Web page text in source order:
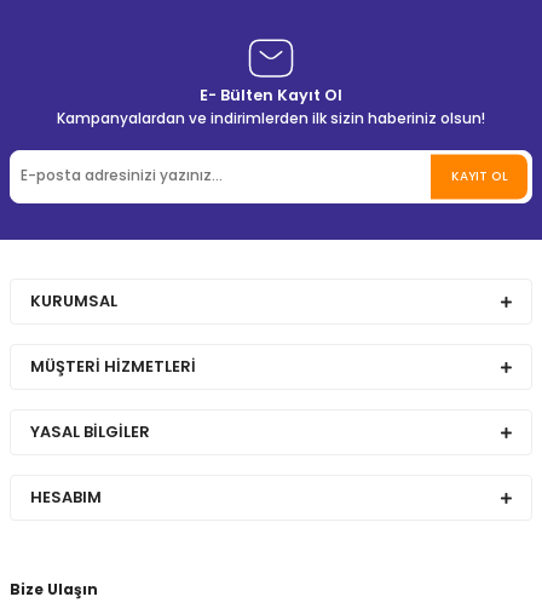
E- Bülten Kayıt Ol
Kampanyalardan ve indirimlerden ilk sizin haberiniz olsun!
KAYIT OL
Bize Ulaşın
KURUMSAL
MÜŞTERİ HİZMETLERİ
YASAL BİLGİLER
HESABIM